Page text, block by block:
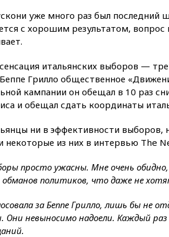
уже много раз был последний
с хорошим результатом, вопрос
итальянских выборов —
Грилло общественное
кампании он обещал в 10 раз
и обещал сдать координаты
ни в эффективности выборов,
некоторые из них в интервью The
просто ужасны. Мне очень
политиков, что даже не
за Беппе Грилло, лишь бы не
Они невыносимо надоели. Каждый